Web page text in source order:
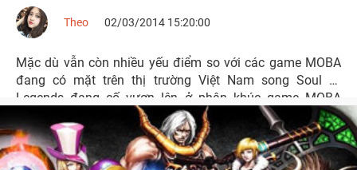
Theo 02/03/2014 15:20:00
Mặc dù vẫn còn nhiều yếu điểm so với các game MOBA
đang có mặt trên thị trường Việt Nam song Soul of
Legends đang cố vươn lên ở phân khúc game MOBA
dành chi thiết bị di động.